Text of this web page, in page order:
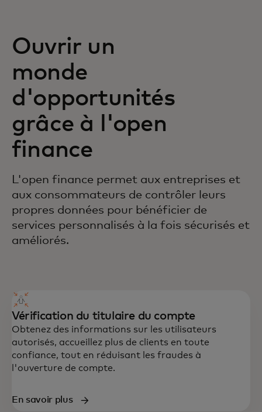
Ouvrir un
monde
d'opportunités
grâce à l'open
finance
L'open finance permet aux entreprises et
aux consommateurs de contrôler leurs
propres données pour bénéficier de
services personnalisés à la fois sécurisés et
améliorés.
Vérification du titulaire du compte
Obtenez des informations sur les utilisateurs
autorisés, accueillez plus de clients en toute
confiance, tout en réduisant les fraudes à
l'ouverture de compte.
En savoir plus